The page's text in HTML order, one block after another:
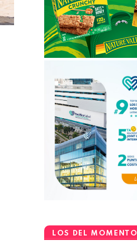
LOS DEL MOMENTO